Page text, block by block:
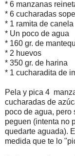
* 6 manzanas
* 6 cucharadas
* 1 ramita de canela
* Un poco de agua
* 160 gr. de
* 2 huevos
* 350 gr. de harina
* 1 cucharadita de
Pela y pica 4
cucharadas de
poco de agua,
peguen (intenta no
quedarte aguada).
medida que te lo